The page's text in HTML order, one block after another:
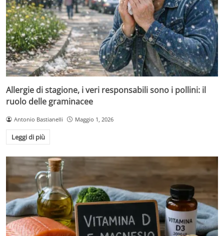
Allergie di stagione, i veri responsabili sono i pollini: il
ruolo delle graminacee
Antonio Bastianelli Maggio 1, 2026
Leggi di più